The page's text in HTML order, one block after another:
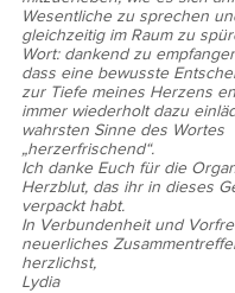
Wesentliche zu sprechen
gleichzeitig im Raum zu
Wort: dankend zu
dass eine bewusste
zur Tiefe meines Herzens
immer wiederholt dazu
wahrsten Sinne des Wortes
„herzerfrischend“.
Ich danke Euch für die
Herzblut, das ihr in dieses
verpackt habt.
In Verbundenheit und
neuerliches
herzlichst,
Lydia